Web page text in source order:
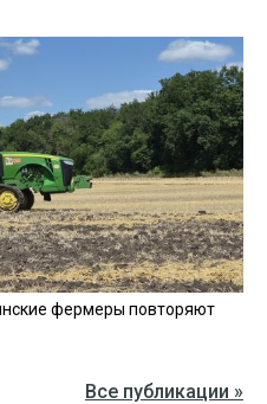
фермеры повторяют
Все публикации »